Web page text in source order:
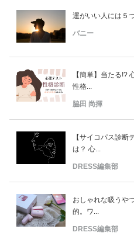
運がいい人には５
バニー
【簡単】当たる!?
性格...
脇田 尚揮
【サイコパス診断
は？ 心...
DRESS編集部
おしゃれな吸うや
的。ワ...
DRESS編集部